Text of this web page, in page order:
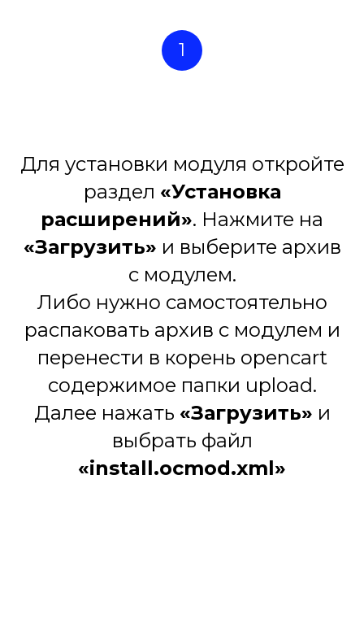
1
Для установки модуля откройте
раздел «Установка
расширений». Нажмите на
«Загрузить» и выберите архив
с модулем.
Либо нужно самостоятельно
распаковать архив с модулем и
перенести в корень opencart
содержимое папки upload.
Далее нажать «Загрузить» и
выбрать файл
«install.ocmod.xml»